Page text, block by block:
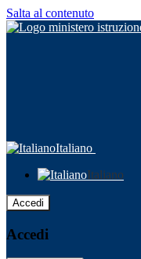
Salta al contenuto
Italiano
Italiano
Accedi
Accedi